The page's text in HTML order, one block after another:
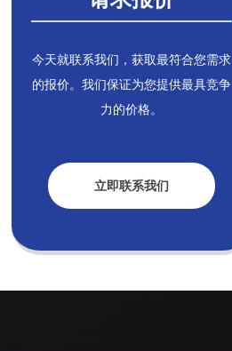
今天就联系我们，获取最符合您需求
的报价。我们保证为您提供最具竞争
力的价格。
立即联系我们